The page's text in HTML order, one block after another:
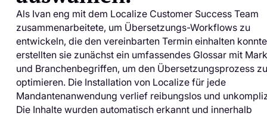
Als Ivan eng mit dem Localize Customer Success Team
zusammenarbeitete, um Übersetzungs-Workflows zu
entwickeln, die den vereinbarten Termin einhalten
erstellten sie zunächst ein umfassendes Glossar mit
und Branchenbegriffen, um den Übersetzungsprozess zu
optimieren. Die Installation von Localize für jede
Mandantenanwendung verlief reibungslos und
Die Inhalte wurden automatisch erkannt und innerhalb